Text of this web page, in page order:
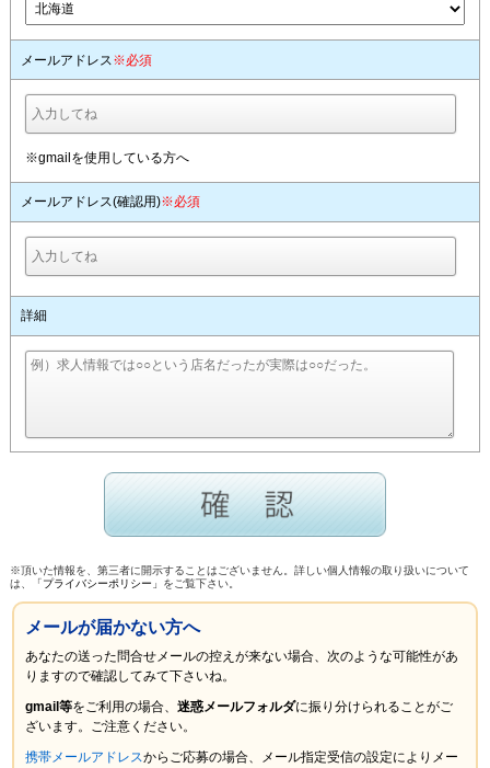
メールアドレス ※必須
※gmailを使用している方へ
メールアドレス(確認用)※必須
詳細
※頂いた情報を、第三者に開示することはございません。詳しい個人情報の取り扱いについて
は、
「プライバシーポリシー」 をご覧下さい。
メールが届かない方へ
あなたの送った問合せメールの控えが来ない場合、次のような可能性があ
りますので確認してみて下さいね。
gmail等をご利用の場合、 迷惑メールフォルダに振り分けられることがご
ざいます。ご注意ください。
携帯メールアドレスからご応募の場合、メール指定受信の設定により メー